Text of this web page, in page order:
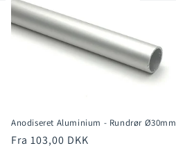
Anodiseret Aluminium - Rundrør Ø30mm
Normalpris
Fra 103,00 DKK